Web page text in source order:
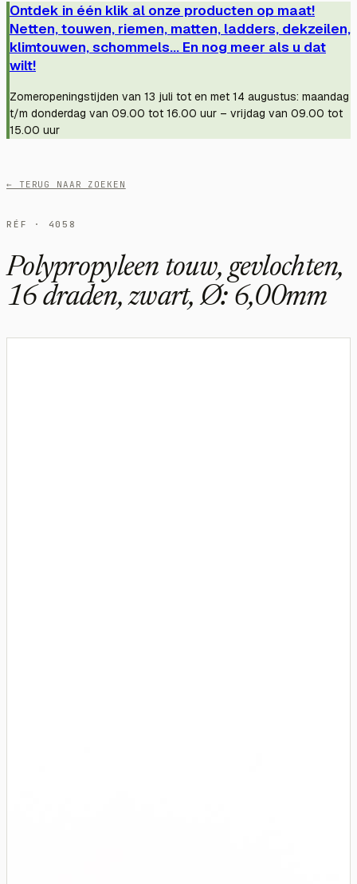
Ontdek in één klik al onze producten op maat!
Netten, touwen, riemen, matten, ladders, dekzeilen,
klimtouwen, schommels... En nog meer als u dat
wilt!
Zomeropeningstijden van 13 juli tot en met 14 augustus: maandag
t/m donderdag van 09.00 tot 16.00 uur – vrijdag van 09.00 tot
15.00 uur
← TERUG NAAR ZOEKEN
RÉF · 4058
Polypropyleen touw, gevlochten,
16 draden, zwart, Ø: 6,00mm